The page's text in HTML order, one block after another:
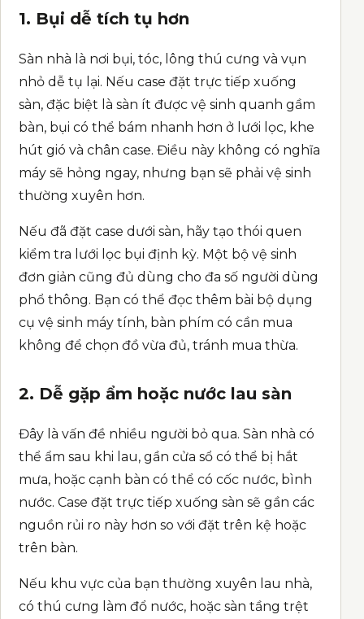
1. Bụi dễ tích tụ hơn
Sàn nhà là nơi bụi, tóc, lông thú cưng và vụn
nhỏ dễ tụ lại. Nếu case đặt trực tiếp xuống
sàn, đặc biệt là sàn ít được vệ sinh quanh gầm
bàn, bụi có thể bám nhanh hơn ở lưới lọc, khe
hút gió và chân case. Điều này không có nghĩa
máy sẽ hỏng ngay, nhưng bạn sẽ phải vệ sinh
thường xuyên hơn.
Nếu đã đặt case dưới sàn, hãy tạo thói quen
kiểm tra lưới lọc bụi định kỳ. Một bộ vệ sinh
đơn giản cũng đủ dùng cho đa số người dùng
phổ thông. Bạn có thể đọc thêm bài bộ dụng
cụ vệ sinh máy tính, bàn phím có cần mua
không để chọn đồ vừa đủ, tránh mua thừa.
2. Dễ gặp ẩm hoặc nước lau sàn
Đây là vấn đề nhiều người bỏ qua. Sàn nhà có
thể ẩm sau khi lau, gần cửa sổ có thể bị hắt
mưa, hoặc cạnh bàn có thể có cốc nước, bình
nước. Case đặt trực tiếp xuống sàn sẽ gần các
nguồn rủi ro này hơn so với đặt trên kệ hoặc
trên bàn.
Nếu khu vực của bạn thường xuyên lau nhà,
có thú cưng làm đổ nước, hoặc sàn tầng trệt